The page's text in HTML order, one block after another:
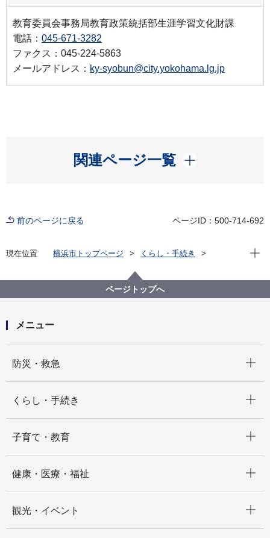
教育委員会事務局教育政策統括部生涯学習文化財課
電話： 045-671-3282
ファクス：045-224-5863
メールアドレス： ky-syobun@city.yokohama.lg.jp
関連ページ一覧
開く
前のページに戻る ページID：500-714-692
現在位置 横浜市トップページ
くらし・手続き
横浜市民の読書活動推進
横浜市民の読書活動推進
【メニュー2】1 バリアフリー図書の紹介
現在
ページトップへ
メニュー
防災・救急
くらし・手続き
子育て・教育
健康・医療・福祉
観光・イベント